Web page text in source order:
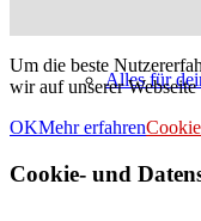
Alles für
Um die beste
wir auf unserer
OKMehr erfahren
Cookie- und